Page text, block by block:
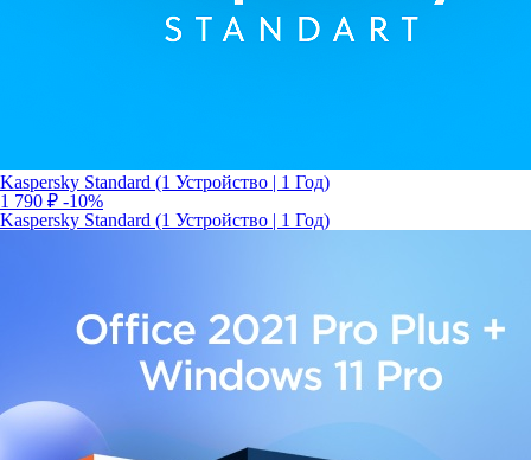
Kaspersky Standard (1 Устройство | 1 Год)
1 790 ₽ -10%
Kaspersky Standard (1 Устройство | 1 Год)